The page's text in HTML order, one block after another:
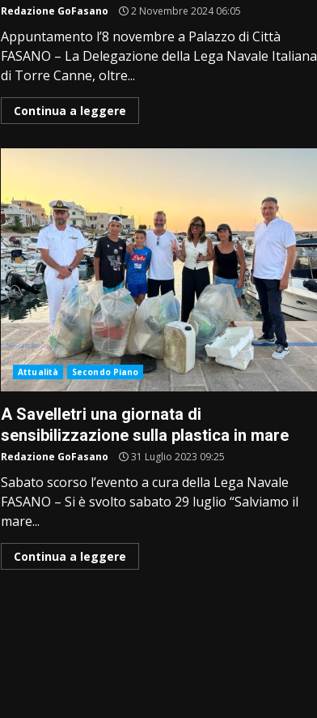
Redazione GoFasano 2 Novembre 2024 06:05
Appuntamento l’8 novembre a Palazzo di Città
FASANO – La Delegazione della Lega Navale Italiana
di Torre Canne, oltre...
Continua a leggere
Attualità Secondo Piano
A Savelletri una giornata di
sensibilizzazione sulla plastica in mare
Redazione GoFasano 31 Luglio 2023 09:25
Sabato scorso l’evento a cura della Lega Navale
FASANO – Si è svolto sabato 29 luglio “Salviamo il
mare...
Continua a leggere